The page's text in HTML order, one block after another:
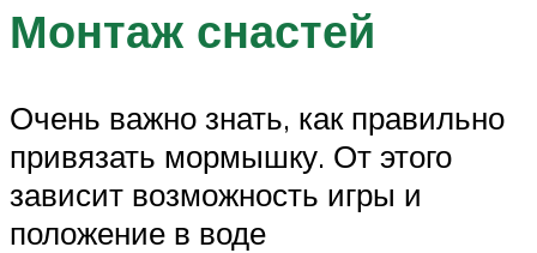
Монтаж снастей
Очень важно знать, как правильно
привязать мормышку. От этого
зависит возможность игры и
положение в воде